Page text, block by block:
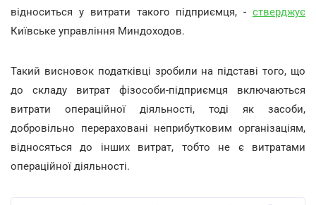
відноситься у витрати такого підприємця, - стверджує
Київське управління Миндоходов.
Такий висновок податківці зробили на підставі того, що
до складу витрат фізособи-підприємця включаються
витрати операційної діяльності, тоді як засоби,
добровільно перераховані неприбутковим організаціям,
відносяться до інших витрат, тобто не є витратами
операційної діяльності.